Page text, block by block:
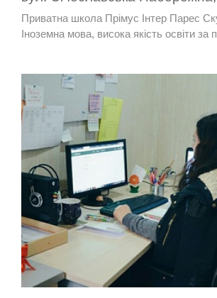
Приватна школа Прімус Інтер Парес
Іноземна мова, висока якість освіти за